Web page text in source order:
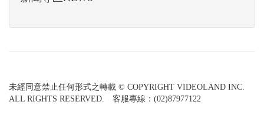
未經同意禁止任何形式之轉載 © COPYRIGHT VIDEOLAND INC.
ALL RIGHTS RESERVED. 客服專線：(02)87977122